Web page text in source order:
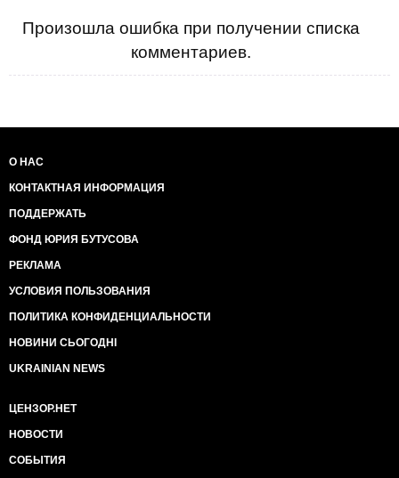
Произошла ошибка при получении списка
комментариев.
О НАС
КОНТАКТНАЯ ИНФОРМАЦИЯ
ПОДДЕРЖАТЬ
ФОНД ЮРИЯ БУТУСОВА
РЕКЛАМА
УСЛОВИЯ ПОЛЬЗОВАНИЯ
ПОЛИТИКА КОНФИДЕНЦИАЛЬНОСТИ
НОВИНИ СЬОГОДНІ
UKRAINIAN NEWS
ЦЕНЗОР.НЕТ
НОВОСТИ
СОБЫТИЯ